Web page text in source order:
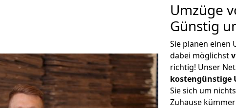
Umzüge
Günstig
Sie planen einen
dabei möglichst
richtig! Unser
kostengünstige
Sie sich um
Zuhause